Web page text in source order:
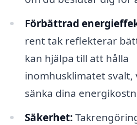
Förbättrad
rent tak reflekterar
kan hjälpa till att hålla
inomhusklimatet svalt,
sänka dina
Säkerhet: